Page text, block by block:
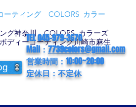
ーティング COLORS カラー
グ神奈川 COLORS カラーズ
ィーコーティング川崎市麻生
TEL 045-979-3670
Mail：7739colors@gmail.com
営業時間：10:00~20:00
定休日：不定休